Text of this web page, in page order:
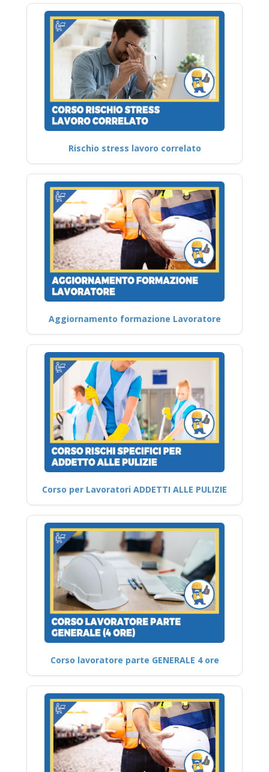
Rischio stress lavoro correlato
Aggiornamento formazione Lavoratore
Corso per Lavoratori ADDETTI ALLE PULIZIE
Corso lavoratore parte GENERALE 4 ore